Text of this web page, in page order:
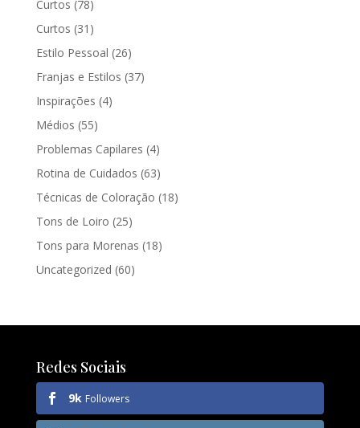
Curtos (78)
Curtos (31)
Estilo Pessoal (26)
Franjas e Estilos (37)
Inspirações (4)
Médios (55)
Problemas Capilares (4)
Rotina de Cuidados (63)
Técnicas de Coloração (18)
Tons de Loiro (25)
Tons para Morenas (18)
Uncategorized (60)
Redes Sociais
9k Followers